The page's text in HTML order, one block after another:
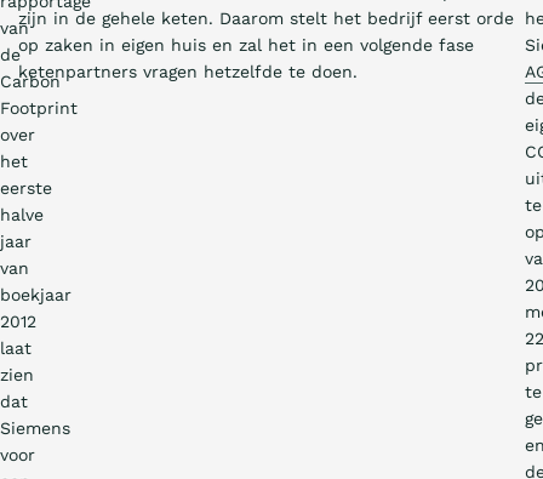
van
de
Carbon
Footprint
over
het
eerste
halve
jaar
van
boekjaar
2012
laat
zien
dat
Siemens
voor
zijn in de gehele keten. Daarom stelt het bedrijf eerst orde
op zaken in eigen huis en zal het in een volgende fase
ketenpartners vragen hetzelfde te doen.
22